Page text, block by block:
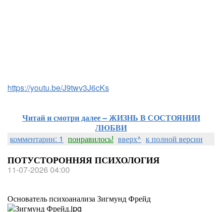
https://youtu.be/J9twv3J6cKs
Читай и смотри далее – ЖИЗНЬ В СОСТОЯНИИ
ЛЮБВИ
комментарии: 1 понравилось! вверх^ к полной версии
ПОТУСТОРОННЯЯ ПСИХОЛОГИЯ
11-07-2026 04:00
Основатель психоанализа Зигмунд Фрейд